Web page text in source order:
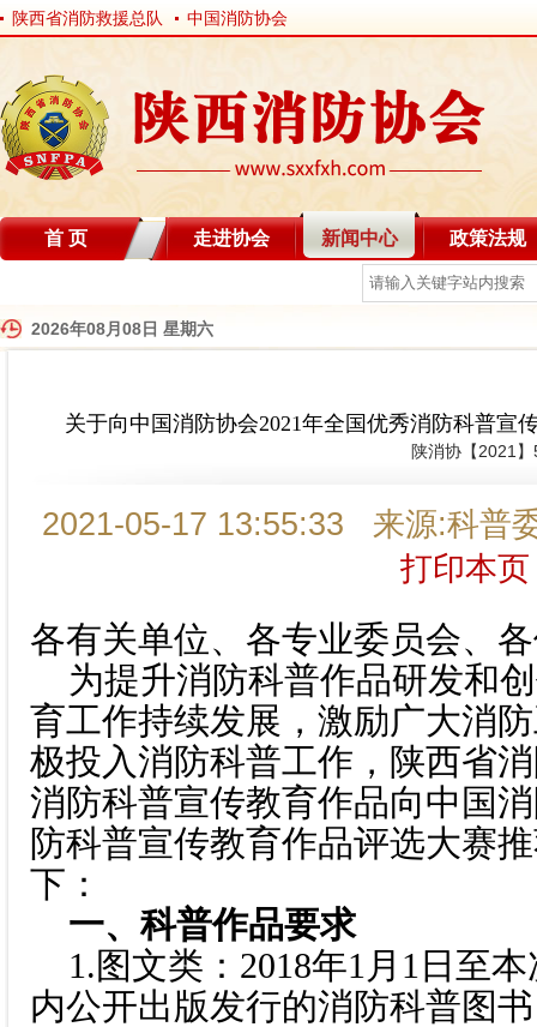
陕西省消防救援总队 中国消防协会
首 页 走进协会 新闻中心 政策法规
2026年08月08日 星期六
关于向中国消防协会2021年全国优秀消防科普宣
陕消协【2021
2021-05-17 13:55:33 来源:科
打印本页
各有关单位、各专业委员会、
为提升消防科普作品研发和
育工作持续发展，激励广大消
极投入消防科普工作，陕西省
消防科普宣传教育作品向中国
防科普宣传教育作品评选大赛
下：
一、科普作品要求
1.图文类：2018年1月1日至
内公开出版发行的消防科普图